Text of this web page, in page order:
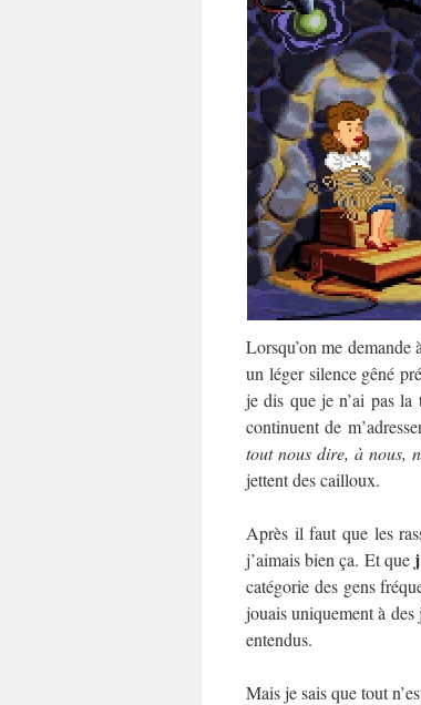
Lorsqu’on me demande
un léger silence gêné
je dis que je n’ai pas la
continuent de
tout nous dire, à nous,
jettent des cailloux.
Après il faut que les
j’aimais bien ça. Et que
catégorie des gens
jouais uniquement à
entendus.
Mais je sais que tout